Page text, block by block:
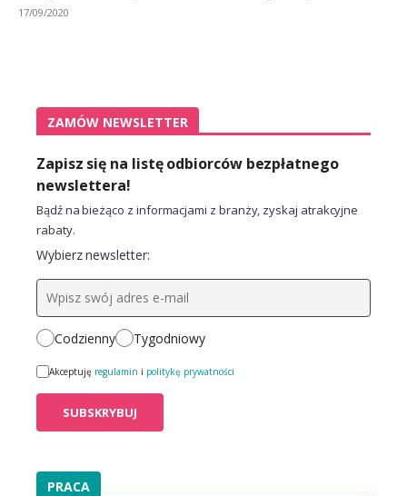
17/09/2020
ZAMÓW NEWSLETTER
Zapisz się na listę odbiorców bezpłatnego
newslettera!
Bądź na bieżąco z informacjami z branży, zyskaj atrakcyjne
rabaty.
Wybierz newsletter:
Codzienny Tygodniowy
Akceptuję regulamin i politykę prywatności
PRACA